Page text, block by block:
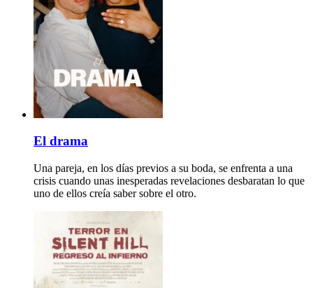
El drama
Una pareja, en los días previos a su boda, se enfrenta a una
crisis cuando unas inesperadas revelaciones desbaratan lo que
uno de ellos creía saber sobre el otro.